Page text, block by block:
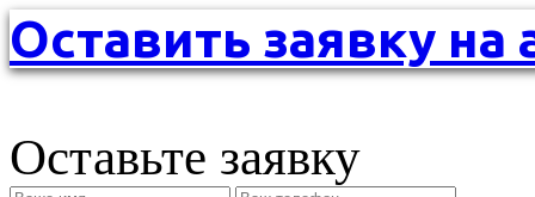
Оставить заявку на
Оставьте заявку